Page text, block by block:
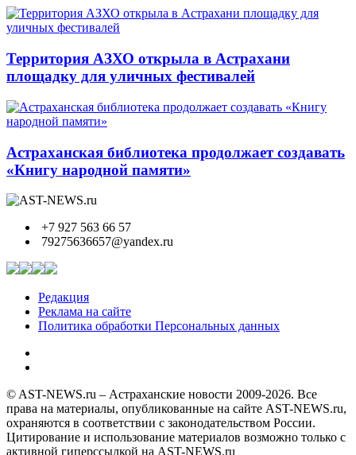
Территория АЗХО открыла в Астрахани
площадку для уличных фестивалей
Астраханская библиотека продолжает создавать
«Книгу народной памяти»
+7 927 563 66 57
79275636657@yandex.ru
Редакция
Реклама на сайте
Политика обработки Персональных данных
© AST-NEWS.ru – Астраханские новости 2009-2026. Все
права на материалы, опубликованные на сайте AST-NEWS.ru,
охраняются в соответствии с законодательством России.
Цитирование и использование материалов возможно только с
активной гиперссылкой на AST-NEWS.ru